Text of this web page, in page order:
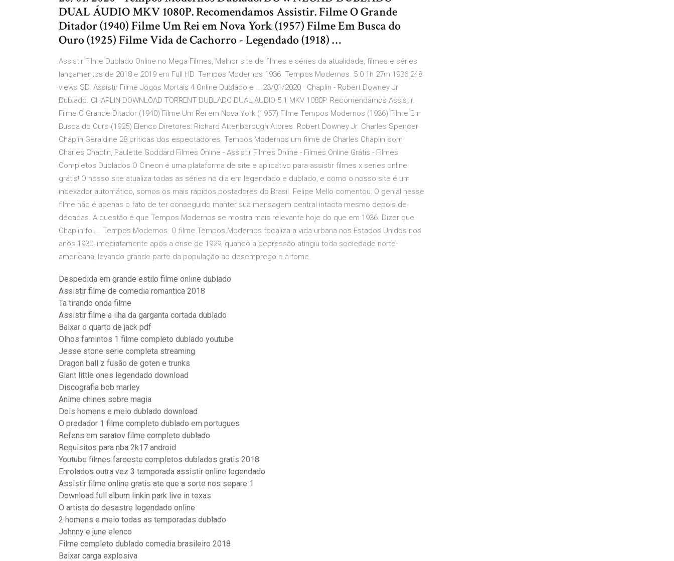
DUAL ÁUDIO MKV 1080P. Recomendamos Assistir. Filme O Grande
Ditador (1940) Filme Um Rei em Nova York (1957) Filme Em Busca do
Ouro (1925) Filme Vida de Cachorro - Legendado (1918) …
Assistir Filme Dublado Online no Mega Filmes, Melhor site de filmes e séries da atualidade, filmes e séries
lançamentos de 2018 e 2019 em Full HD. Tempos Modernos 1936. Tempos Modernos. 5.0 1h 27m 1936 248
views SD. Assistir Filme Jogos Mortais 4 Online Dublado e … 23/01/2020 · Chaplin - Robert Downey Jr
Dublado. CHAPLIN DOWNLOAD TORRENT DUBLADO DUAL ÁUDIO 5.1 MKV 1080P. Recomendamos Assistir.
Filme O Grande Ditador (1940) Filme Um Rei em Nova York (1957) Filme Tempos Modernos (1936) Filme Em
Busca do Ouro (1925) Elenco Diretores: Richard Attenborough Atores. Robert Downey Jr. Charles Spencer
Chaplin Geraldine 28 críticas dos espectadores. Tempos Modernos um filme de Charles Chaplin com
Charles Chaplin, Paulette Goddard Filmes Online - Assistir Filmes Online - Filmes Online Grátis - Filmes
Completos Dublados O Cineon é uma plataforma de site e aplicativo para assistir filmes x series online
grátis! O nosso site atualiza todas as séries no dia em legendado e dublado, e como o nosso site é um
indexador automático, somos os mais rápidos postadores do Brasil. Felipe Mello comentou: O genial nesse
filme não é apenas o fato de ter conseguido manter sua mensagem central intacta mesmo depois de
décadas. A questão é que Tempos Modernos se mostra mais relevante hoje do que em 1936. Dizer que
Chaplin foi … Tempos Modernos. O filme Tempos Modernos focaliza a vida urbana nos Estados Unidos nos
anos 1930, imediatamente após a crise de 1929, quando a depressão atingiu toda sociedade norte-
americana, levando grande parte da população ao desemprego e à fome.
Despedida em grande estilo filme online dublado
Assistir filme de comedia romantica 2018
Ta tirando onda filme
Assistir filme a ilha da garganta cortada dublado
Baixar o quarto de jack pdf
Olhos famintos 1 filme completo dublado youtube
Jesse stone serie completa streaming
Dragon ball z fusão de goten e trunks
Giant little ones legendado download
Discografia bob marley
Anime chines sobre magia
Dois homens e meio dublado download
O predador 1 filme completo dublado em portugues
Refens em saratov filme completo dublado
Requisitos para nba 2k17 android
Youtube filmes faroeste completos dublados gratis 2018
Enrolados outra vez 3 temporada assistir online legendado
Assistir filme online gratis ate que a sorte nos separe 1
Download full album linkin park live in texas
O artista do desastre legendado online
2 homens e meio todas as temporadas dublado
Johnny e june elenco
Filme completo dublado comedia brasileiro 2018
Baixar carga explosiva